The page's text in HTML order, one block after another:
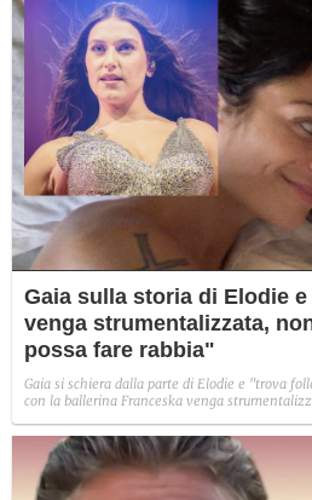
Gaia sulla storia di Elodie
venga strumentalizzata,
possa fare rabbia"
Gaia si schiera dalla parte di Elodie e "trova
con la ballerina Franceska venga